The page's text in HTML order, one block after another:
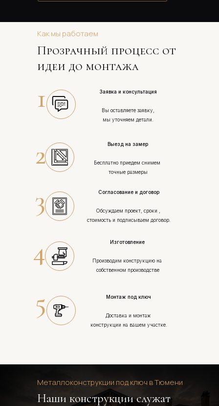
Как мы работаем
Прозрачный процесс от
идеи до монтажа
Заявка и консультация
Вы оставляете заявку,
мы уточняем детали.
1
2
5
4
3
Выезд на замер
Бесплатно приедем снимем
точные размеры
Согласование и договор
Обсуждаем проект, сроки ,
стоимость и подписываем договор.
Изготовление
Производим конструкцию на
собственном производстве
Монтаж под ключ
Доставка и монтаж
конструкции на вашем участке.
Металлоконструкции под ключ в Тюмени
Наши конструкции служат